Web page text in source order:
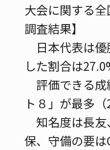
大会に関する
調査結果】
日本代表は優
した割合は
評価できる成
ト８」が最多（
知名度は長友
保、守備の要